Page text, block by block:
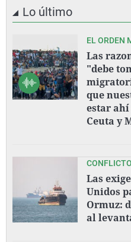
Lo último
EL ORDEN
Las
"debe
que
estar
Ceuta y
Las
Unidos
Ormuz:
al